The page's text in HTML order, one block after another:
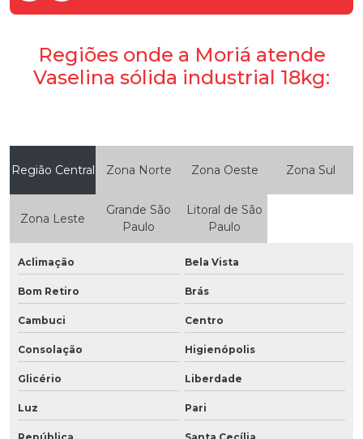
Regiões onde a Moriá atende
Vaselina sólida industrial 18kg:
Região Central Zona Norte Zona Oeste Zona Sul
Zona Leste
Grande São
Paulo
Litoral de São
Paulo
Aclimação Bela Vista
Bom Retiro Brás
Cambuci Centro
Consolação Higienópolis
Glicério Liberdade
Luz Pari